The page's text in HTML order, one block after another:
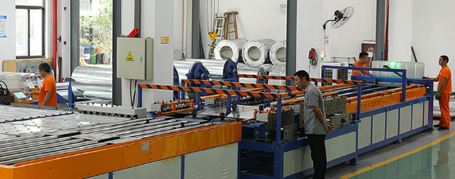
政府工程
写字楼&商住楼
厂房&产业园
住宅小区
售后服务
公司动态
行业新闻
常见问题